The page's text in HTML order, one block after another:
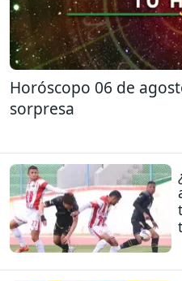
Horóscopo 06 de
sorpresa